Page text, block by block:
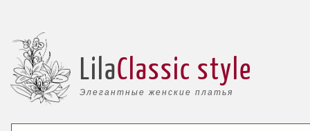
Элегантные женские платья
LilaClassic style